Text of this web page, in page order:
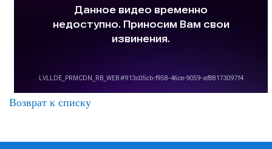
Возврат к списку